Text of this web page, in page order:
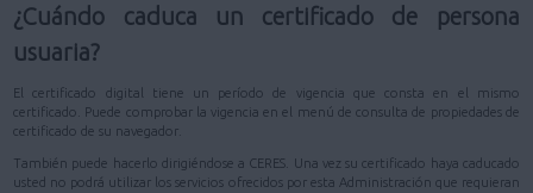
¿Cuándo caduca un certificado de persona
usuaria?
El certificado digital tiene un período de vigencia que consta en el mismo
certificado. Puede comprobar la vigencia en el menú de consulta de propiedades de
certificado de su navegador.
También puede hacerlo dirigiéndose a CERES. Una vez su certificado haya caducado
usted no podrá utilizar los servicios ofrecidos por esta Administración que requieran